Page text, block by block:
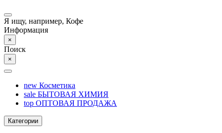
Я ищу, например, Кофе
Информация
×
Поиск
×
new Косметика
sale БЫТОВАЯ ХИМИЯ
top ОПТОВАЯ ПРОДАЖА
Категории